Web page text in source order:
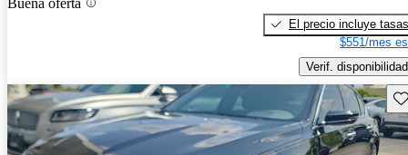
El precio incluye tasas
$551/mes
Verif. disponibilidad